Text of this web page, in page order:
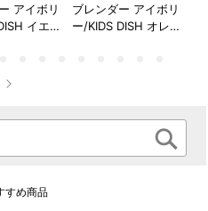
ブレンダースティックはお鍋
ィング加工された鍋やボウル
等ではご使用できません。必
取り扱い説明書等をご確認く
アイボリ
イエロ
ブレンダー アイボリ
ー/KIDS DISH オレン
すめ商品